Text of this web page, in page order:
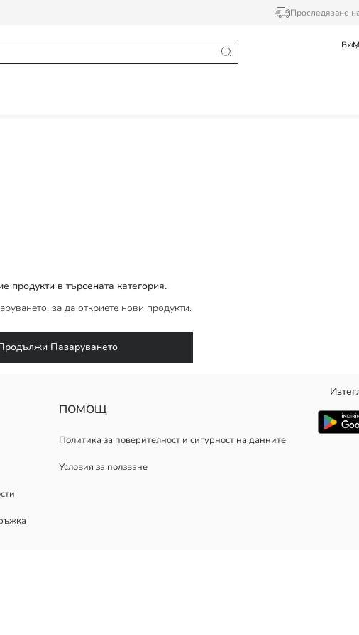
Проследяване
продукти в търсената категория.
за да откриете нови продукти.
Пазаруването
ПОМОЩ
Политика за поверителност и сигурност на данните
Условия за ползване